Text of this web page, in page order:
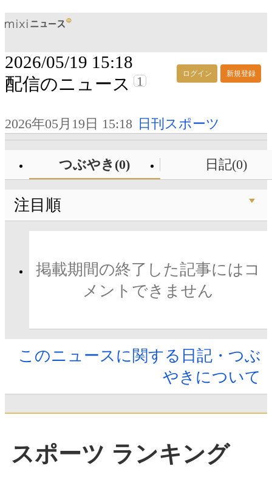
ログイン 新規登録
2026/05/19 15:18
配信のニュース
1
2026年05月19日 15:18 日刊スポーツ
つぶやき(0) 日記(0)
注目順
掲載期間の終了した記事にはコ
メントできません
このニュースに関する日記・つぶ
やきについて
スポーツ ランキング